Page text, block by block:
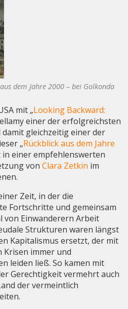
dem Jahre 2000 – bei Golkonda
mit „Looking Backward:
einer der erfolgreichsten
gleichzeitig einer der
„Rückblick aus dem Jahre
in einer empfehlenswerten
vonClara Zetkin im
Zeit, in der die
Fortschritte und gemeinsam
von Einwanderern Arbeit
Strukturen waren längst
Kapitalismus ersetzt, der mit
Krisen immer und
leiden ließ. So kamen mit
Gerechtigkeit vermehrt auch
der vermeintlich